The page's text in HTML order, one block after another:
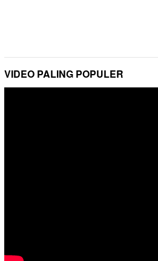
VIDEO PALING POPULER